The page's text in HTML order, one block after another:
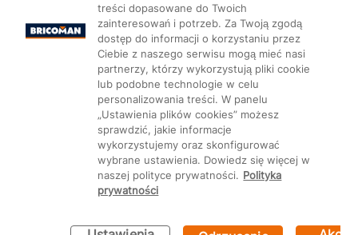
Kategorie Produkty Marki CMS
Ustawienia plików cookie
treści dopasowane do Twoich
zainteresowań i potrzeb. Za Twoją zgodą
dostęp do informacji o korzystaniu przez
Ciebie z naszego serwisu mogą mieć nasi
partnerzy, którzy wykorzystują pliki cookie
lub podobne technologie w celu
personalizowania treści. W panelu
„Ustawienia plików cookies” możesz
sprawdzić, jakie informacje
wykorzystujemy oraz skonfigurować
wybrane ustawienia. Dowiedz się więcej w
naszej polityce prywatności. Polityka
prywatności